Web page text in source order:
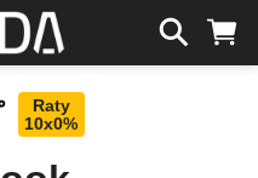
Raty
10x0%